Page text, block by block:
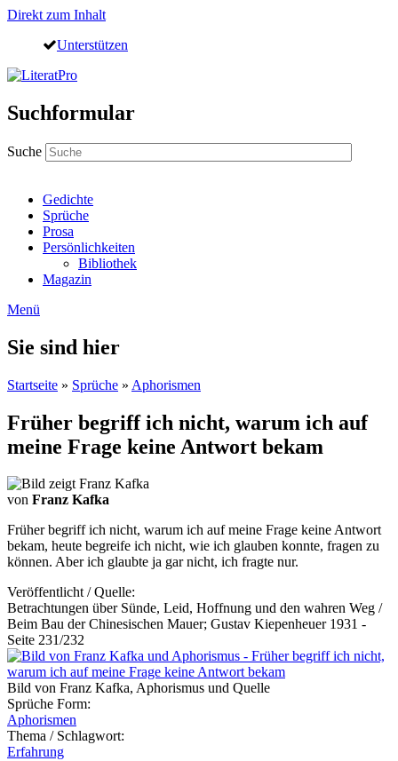
Direkt zum Inhalt
Unterstützen
Suchformular
Suche
Gedichte
Sprüche
Prosa
Persönlichkeiten
Bibliothek
Magazin
Menü
Sie sind hier
Startseite » Sprüche » Aphorismen
Früher begriff ich nicht, warum ich auf
meine Frage keine Antwort bekam
von Franz Kafka
Früher begriff ich nicht, warum ich auf meine Frage keine Antwort
bekam, heute begreife ich nicht, wie ich glauben konnte, fragen zu
können. Aber ich glaubte ja gar nicht, ich fragte nur.
Veröffentlicht / Quelle:
Betrachtungen über Sünde, Leid, Hoffnung und den wahren Weg /
Beim Bau der Chinesischen Mauer; Gustav Kiepenheuer 1931 -
Seite 231/232
Bild von Franz Kafka, Aphorismus und Quelle
Sprüche Form:
Aphorismen
Thema / Schlagwort:
Erfahrung